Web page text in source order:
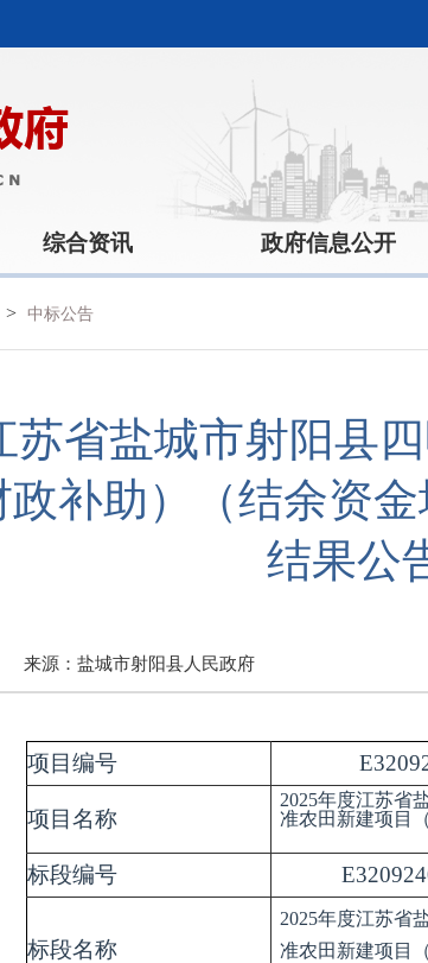
综合资讯 政府信息公开
> 中标公告
苏省盐城市射阳县
补助）（结余资
结果公
来源： 盐城市射阳县人民政府
项目编号
项目名称
2025年度江苏省
准农田新建项目
标段编号
标段名称
2025年度江苏省
准农田新建项目